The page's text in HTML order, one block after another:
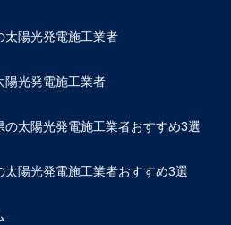
太陽光発電施工業者
陽光発電施工業者
の太陽光発電施工業者おすすめ3選
太陽光発電施工業者おすすめ3選